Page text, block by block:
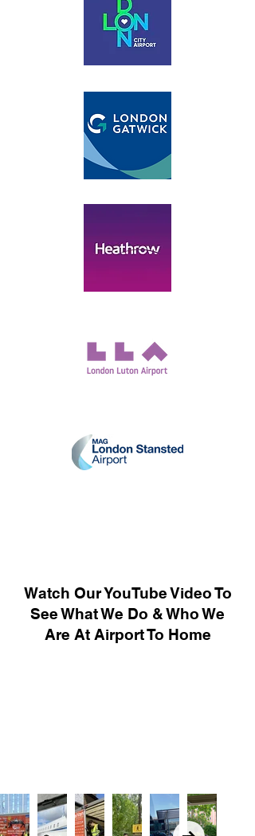
Watch Our YouTube Video To
See What We Do & Who We
Are At Airport To Home